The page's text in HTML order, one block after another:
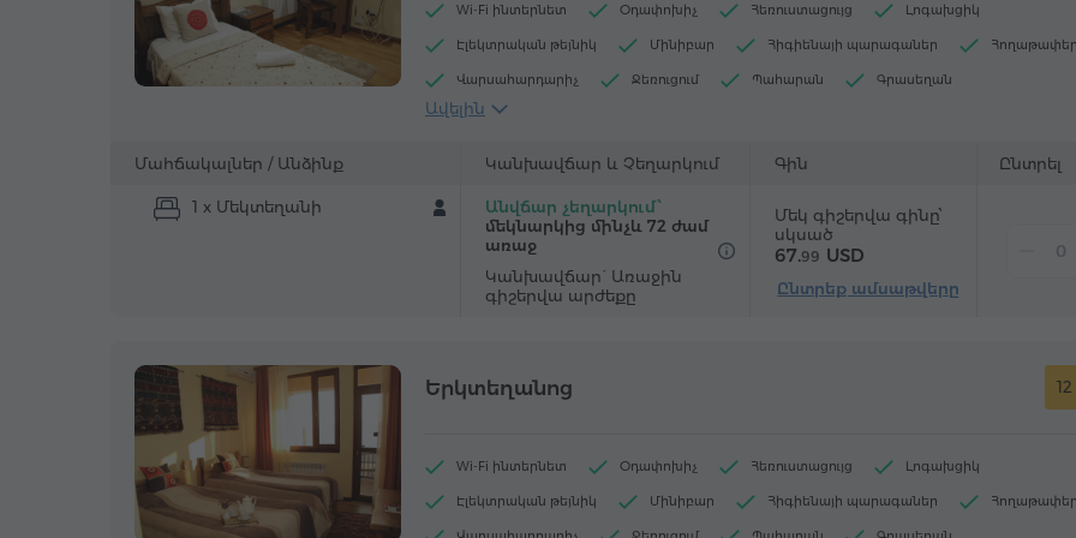
Wi-Fi ինտերնետ Օդափոխիչ Հեռուստացույց Լոգախցիկ
Էլեկտրական թեյնիկ Մինիբար Հիգիենայի պարագաներ Հողաթափեր
Վարսահարդարիչ Ջեռուցում Պահարան Գրասեղան
Հյուրասենյակ
Ավելին
Մահճակալներ / Անձինք Կանխավճար և Չեղարկում Գին Ընտրել
1 x Մեկտեղանի
Անվճար չեղարկում՝
մեկնարկից մինչև 72 ժամ
առաջ
Կանխավճար` Առաջին
գիշերվա արժեքը
Մեկ գիշերվա գինը՝
սկսած
67.99 USD
Ընտրեք ամսաթվերը
Երկտեղանոց
Wi-Fi ինտերնետ Օդափոխիչ Հեռուստացույց Լոգախցիկ
Էլեկտրական թեյնիկ Մինիբար Հիգիենայի պարագաներ Հողաթափեր